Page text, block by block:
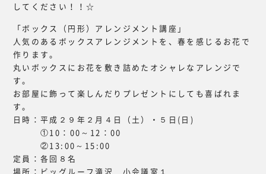
してください！！☆
「ボックス（円形）アレンジメント講座」
人気のあるボックスアレンジメントを、春を感じるお花で
作ります。
丸いボックスにお花を敷き詰めたオシャレなアレンジで
す。
お部屋に飾って楽しんだりプレゼントにしても喜ばれま
す。
日時：平成２９年２月４日（土）・５日(日)
①10：00～12：00
②13:00～15:00
定員：各回８名
場所：ビッグルーフ滝沢 小会議室１